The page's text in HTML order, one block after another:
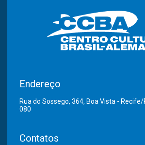
Endereço
Rua do Sossego, 364, Boa Vista - Recife/
080
Contatos